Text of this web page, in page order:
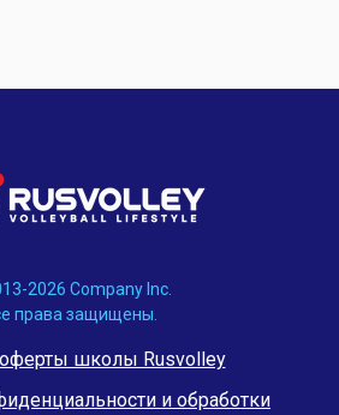
2026 Company Inc.
права защищены.
школы Rusvolley
и обработки